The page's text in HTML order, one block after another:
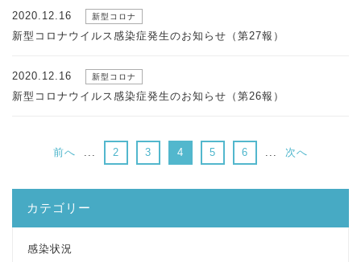
2020.12.16 新型コロナ
新型コロナウイルス感染症発生のお知らせ（第27報）
2020.12.16 新型コロナ
新型コロナウイルス感染症発生のお知らせ（第26報）
前へ ... 2 3 4 5 6 ... 次へ
カテゴリー
感染状況